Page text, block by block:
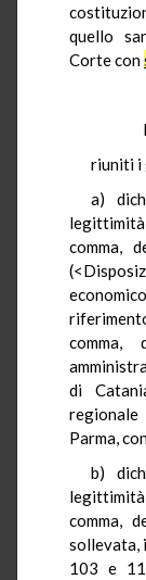
quello
Corte con
riuniti i
a)
comma,
comma,
di
Parma,
b)
comma,
sollevata,
103 e